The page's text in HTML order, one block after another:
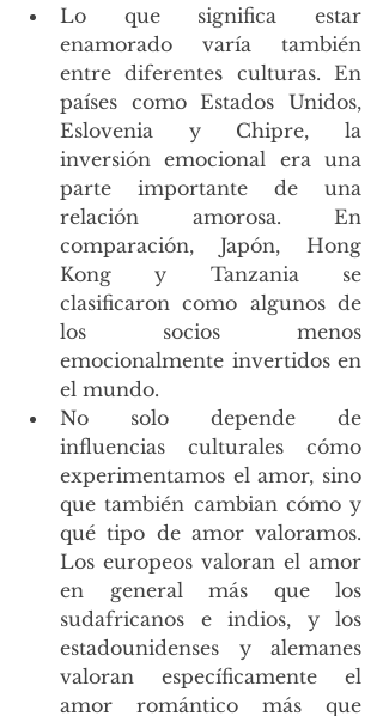
Lo que significa estar
enamorado varía también
entre diferentes culturas. En
países como Estados Unidos,
Eslovenia y Chipre, la
inversión emocional era una
parte importante de una
relación amorosa. En
comparación, Japón, Hong
Kong y Tanzania se
clasificaron como algunos de
los socios menos
emocionalmente invertidos en
el mundo.
No solo depende de
influencias culturales cómo
experimentamos el amor, sino
que también cambian cómo y
qué tipo de amor valoramos.
Los europeos valoran el amor
en general más que los
sudafricanos e indios, y los
estadounidenses y alemanes
valoran específicamente el
amor romántico más que